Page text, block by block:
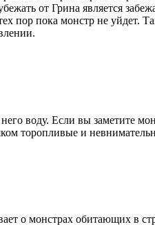
от Грина является
пор пока монстр не уйдет.
воду. Если вы заметите
торопливые и
о монстрах обитающих в